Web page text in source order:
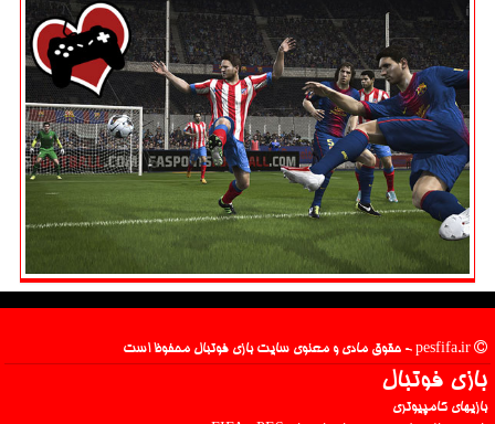
بازی فوتبال
بازیهای کامپیوتری